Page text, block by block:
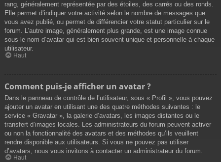
rang, généralement représentée par des étoiles, des carrés ou des ronds.
Elle permet d’indiquer votre activité selon le nombre de messages que
vous avez publié, ou permet de différencier votre statut particulier sur le
forum. L’autre image, généralement plus grande, est une image connue
sous le nom d’avatar qui est bien souvent unique et personnelle à chaque
utilisateur.
Haut
Comment puis-je afficher un avatar ?
Dans le panneau de contrôle de l’utilisateur, sous « Profil », vous pouvez
ajouter un avatar en utilisant une des quatre méthodes suivantes : le
service « Gravatar », la galerie d’avatars, les images distantes ou le
transfert d’images locales. Les administrateurs du forum peuvent activer
ou non la fonctionnalité des avatars et des méthodes qu’ils veuillent
rendre disponible aux utilisateurs. Si vous ne pouvez pas utiliser
d’avatars, nous vous invitons à contacter un administrateur du forum.
Haut